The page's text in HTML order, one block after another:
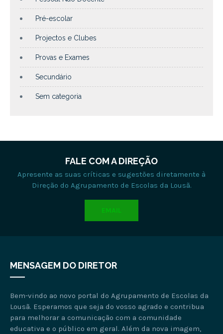
Pré-escolar
Projectos e Clubes
Provas e Exames
Secundário
Sem categoria
FALE COM A DIREÇÃO
Apresente as suas críticas e sugestões diretamente à
Direção do Agrupamento de Escolas da Lousã.
EMAIL
MENSAGEM DO DIRETOR
Bem-vindo ao novo portal do Agrupamento de Escolas da
Lousã. Esperamos que seja do vosso agrado e contribua
para melhorar a comunicação com a comunidade
educativa e o público em geral. Além da nova imagem,